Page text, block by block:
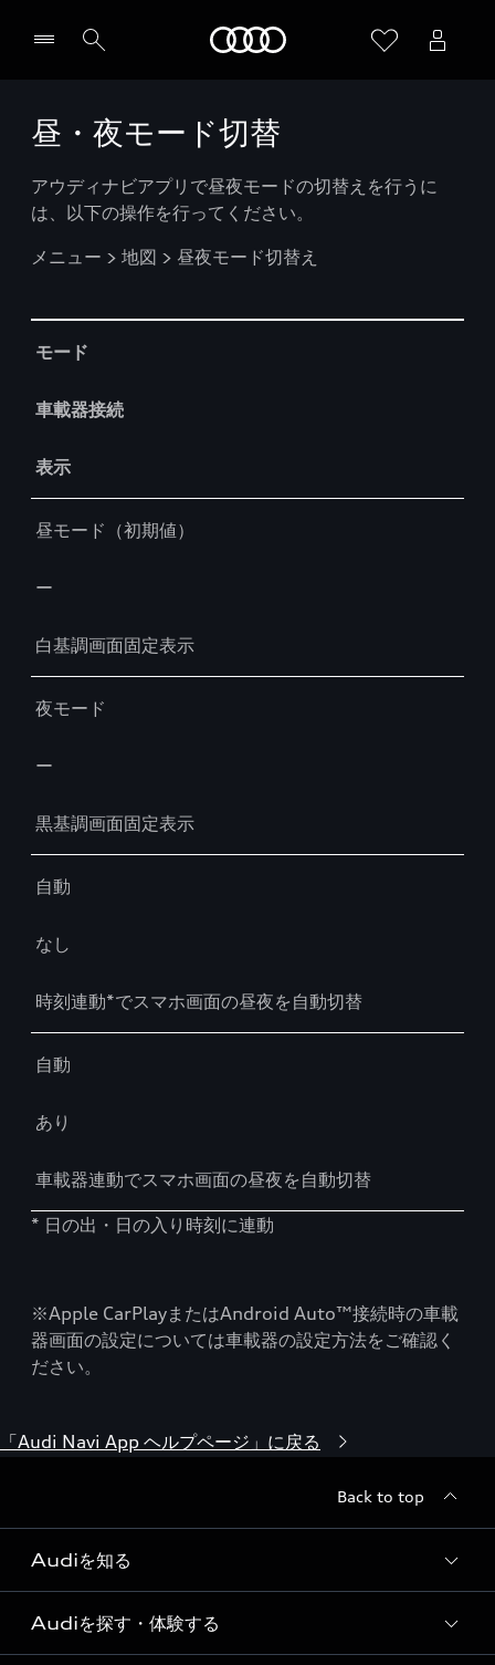
昼・夜モード切替
アウディナビアプリで昼夜モードの切替えを行うに
は、以下の操作を行ってください。
メニュー > 地図 > 昼夜モード切替え
モード
車載器接続
表示
昼モード（初期値）
ー
白基調画面固定表示
夜モード
ー
黒基調画面固定表示
自動
なし
時刻連動*でスマホ画面の昼夜を自動切替
自動
あり
車載器連動でスマホ画面の昼夜を自動切替
* 日の出・日の入り時刻に連動
※Apple CarPlayまたはAndroid Auto™接続時の車載
器画面の設定については車載器の設定方法をご確認く
ださい。
「Audi Navi App ヘルプページ」に戻る
Back to top
Audiを知る
Audi ブランド
Audiを探す・体験する